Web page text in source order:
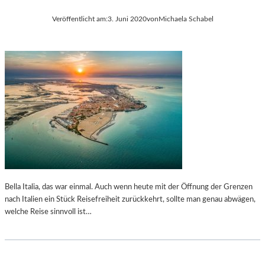
Veröffentlicht am:3. Juni 2020vonMichaela Schabel
Bella Italia, das war einmal. Auch wenn heute mit der Öffnung der Grenzen
nach Italien ein Stück Reisefreiheit zurückkehrt, sollte man genau abwägen,
welche Reise sinnvoll ist…